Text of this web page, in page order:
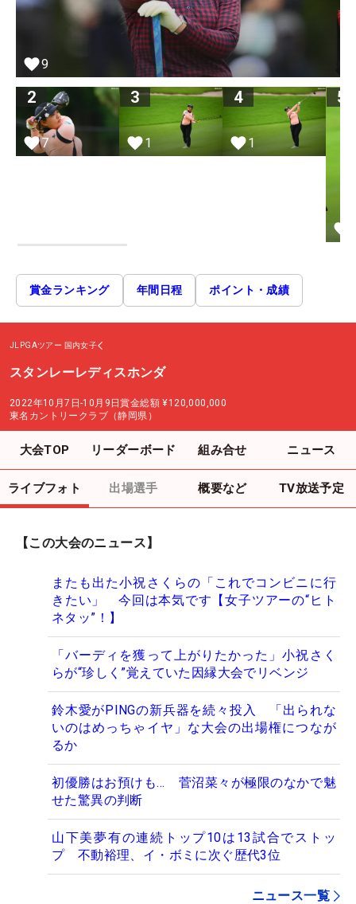
9
2
7
3
1
4
1
5
賞金ランキング 年間日程 ポイント・成績
JLPGAツアー 国内女子
スタンレーレディスホンダ
2022年10月7日-10月9日賞金総額 ¥120,000,000
東名カントリークラブ（静岡県）
大会TOP リーダーボード 組み合せ ニュース
ライブフォト 出場選手 概要など TV放送予定
【この大会のニュース】
またも出た小祝さくらの「これでコンビニに行
きたい」 今回は本気です【女子ツアーの“ヒト
ネタッ”！】
「バーディを獲って上がりたかった」小祝さく
らが“珍しく”覚えていた因縁大会でリベンジ
鈴木愛がPINGの新兵器を続々投入 「出られな
いのはめっちゃイヤ」な大会の出場権につなが
るか
初優勝はお預けも… 菅沼菜々が極限のなかで魅
せた驚異の判断
山下美夢有の連続トップ10は13試合でストッ
プ 不動裕理、イ・ボミに次ぐ歴代3位
ニュース一覧